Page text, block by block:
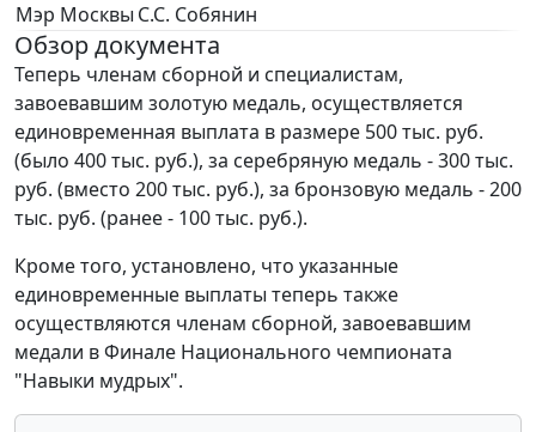
Мэр Москвы С.С. Собянин
Обзор документа
Теперь членам сборной и специалистам,
завоевавшим золотую медаль, осуществляется
единовременная выплата в размере 500 тыс. руб.
(было 400 тыс. руб.), за серебряную медаль - 300 тыс.
руб. (вместо 200 тыс. руб.), за бронзовую медаль - 200
тыс. руб. (ранее - 100 тыс. руб.).
Кроме того, установлено, что указанные
единовременные выплаты теперь также
осуществляются членам сборной, завоевавшим
медали в Финале Национального чемпионата
"Навыки мудрых".